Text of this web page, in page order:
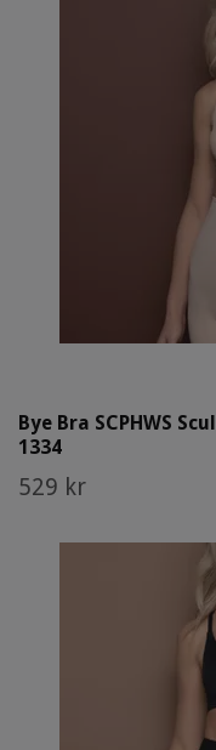
Bye Bra SCPHWS
1334
529 kr